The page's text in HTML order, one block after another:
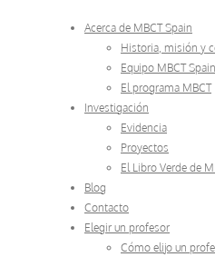
Acerca de MBCT Spain
Historia, misión y
Equipo MBCT Spain
El programa MBCT
Investigación
Evidencia
Proyectos
El Libro Verde de
Blog
Contacto
Elegir un profesor
Cómo elijo un